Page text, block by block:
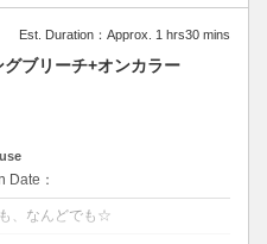
Est. Duration：Approx. 1 hrs30 mins
グブリーチ+オンカラー
Date：
、なんどでも☆